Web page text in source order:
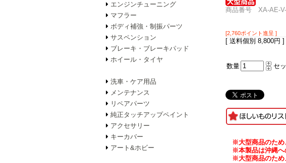
エンジンチューニング
マフラー
ボディ補強・制振パーツ
サスペンション
ブレーキ・ブレーキパッド
ホイール・タイヤ
洗車・ケア用品
メンテナンス
リペアパーツ
純正タッチアップペイント
アクセサリー
キーカバー
アート&ホビー
商品番号 XA-AE-
[2,760ポイント進呈 ]
[ 送料個別 8,800円 ]
数量 セ
※大型商品のため
※本製品は沖縄へ
※大型商品のため